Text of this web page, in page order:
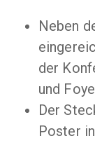
Neben
der
und
Der
Poster